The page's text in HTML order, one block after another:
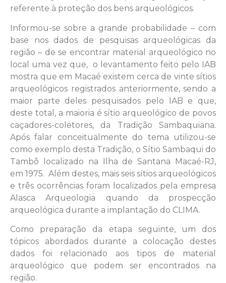
referente à proteção dos bens arqueológicos.
Informou-se sobre a grande probabilidade – com
base nos dados de pesquisas arqueológicas da
região – de se encontrar material arqueológico no
local uma vez que, o levantamento feito pelo IAB
mostra que em Macaé existem cerca de vinte sítios
arqueológicos registrados anteriormente, sendo a
maior parte deles pesquisados pelo IAB e que,
deste total, a maioria é sítio arqueológico de povos
caçadores-coletores, da Tradição Sambaquiana.
Após falar conceitualmente do tema utilizou-se
como exemplo desta Tradição, o Sítio Sambaqui do
Tambô localizado na Ilha de Santana Macaé-RJ,
em 1975. Além destes, mais seis sítios arqueológicos
e três ocorrências foram localizados pela empresa
Alasca Arqueologia quando da prospecção
arqueológica durante a implantação do CLIMA.
Como preparação da etapa seguinte, um dos
tópicos abordados durante a colocação destes
dados foi relacionado aos tipos de material
arqueológico que podem ser encontrados na
região.